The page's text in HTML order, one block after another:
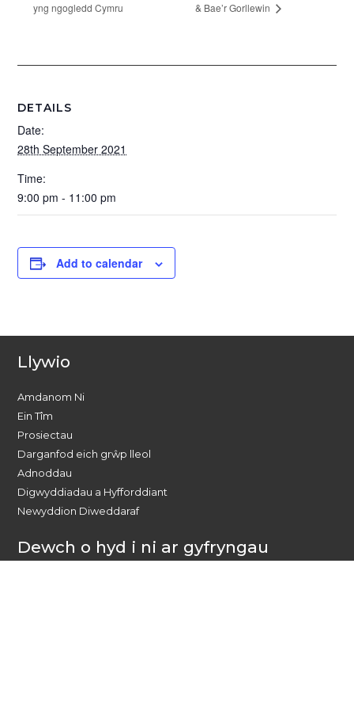
yng ngogledd Cymru
& Bae’r Gorllewin
DETAILS
Date:
28th September 2021
Time:
9:00 pm - 11:00 pm
Add to calendar
Llywio
Amdanom Ni
Ein Tîm
Prosiectau
Darganfod eich grŵp lleol
Adnoddau
Digwyddiadau a Hyfforddiant
Newyddion Diweddaraf
Dewch o hyd i ni ar gyfryngau